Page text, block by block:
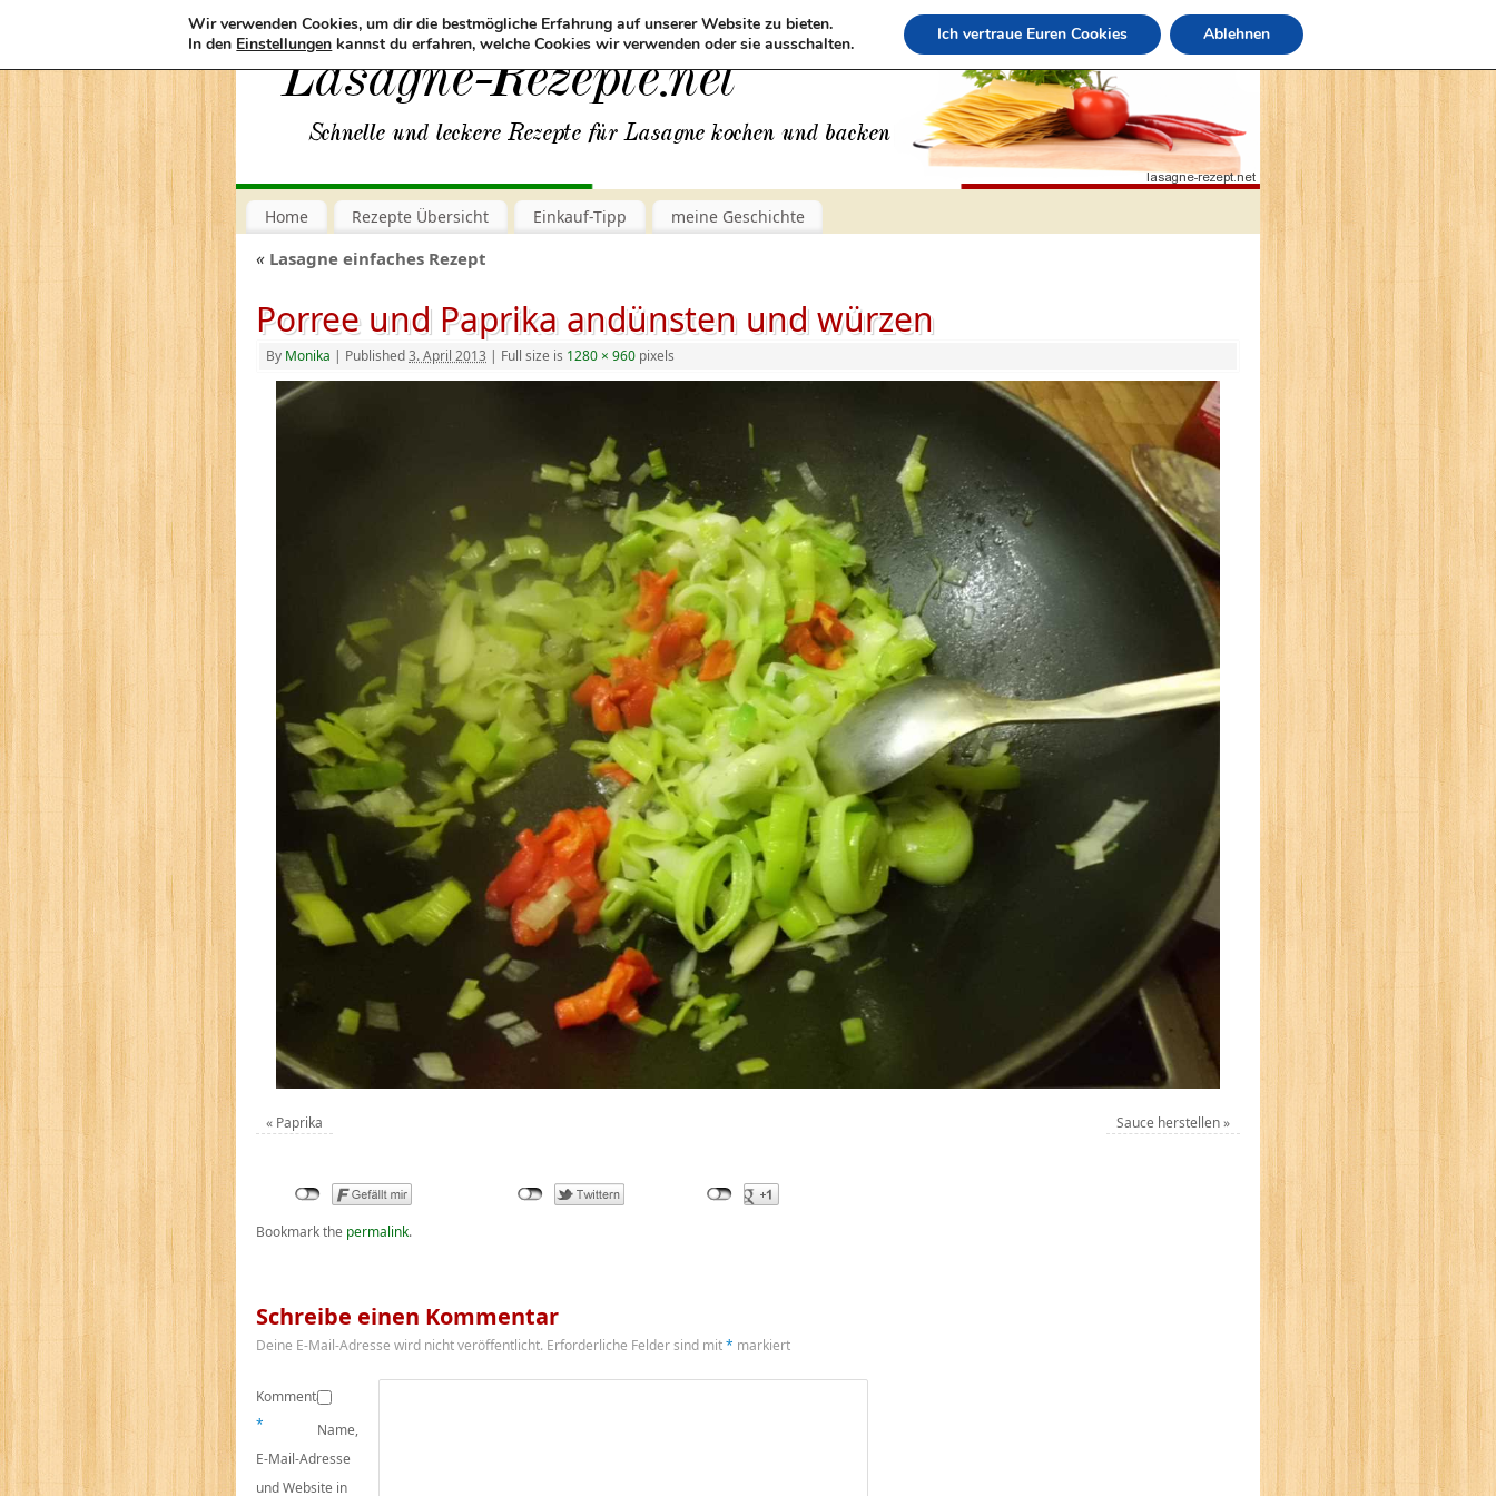
Home Rezepte Übersicht Einkauf-Tipp meine Geschichte
« Lasagne einfaches Rezept
Porree und Paprika andünsten und würzen
By Monika | Published 3. April 2013 | Full size is 1280 × 960 pixels
« Paprika Sauce herstellen»
Bookmark the permalink.
Schreibe einen Kommentar
Deine E-Mail-Adresse wird nicht veröffentlicht. Erforderliche Felder sind mit* markiert
Kommentar
*
Name,
E-Mail-Adresse
und Website in
Wir verwenden Cookies, um dir die bestmögliche Erfahrung auf unserer Website zu bieten.
In den Einstellungen kannst du erfahren, welche Cookies wir verwenden oder sie ausschalten. Ich vertraue Euren Cookies Ablehnen